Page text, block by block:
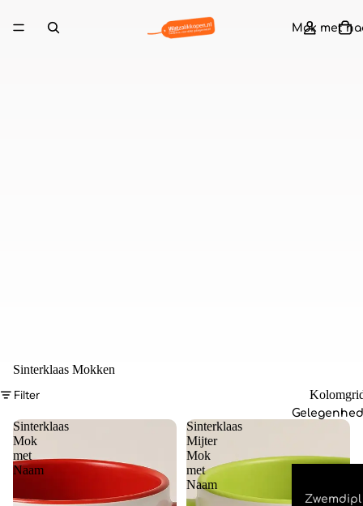
Mok met
Zwemdipl
Sinterklaas Mokken
Filter
Sinterklaas
Mok
met
Naam
Sinterklaas
Mijter
Mok
met
Naam